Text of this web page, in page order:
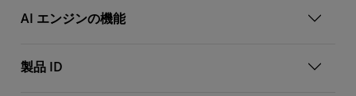
AI エンジンの機能
製品 ID